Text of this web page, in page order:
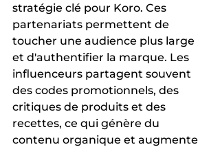
stratégie clé pour Koro. Ces
partenariats permettent de
toucher une audience plus large
et d'authentifier la marque. Les
influenceurs partagent souvent
des codes promotionnels, des
critiques de produits et des
recettes, ce qui génère du
contenu organique et augmente